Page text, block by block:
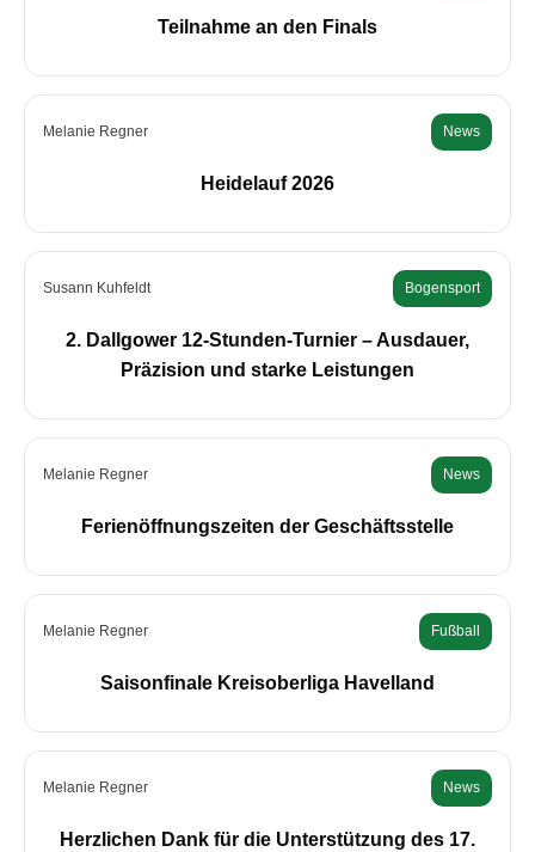
Teilnahme an den Finals
Melanie Regner News
Heidelauf 2026
Susann Kuhfeldt Bogensport
2. Dallgower 12-Stunden-Turnier – Ausdauer,
Präzision und starke Leistungen
Melanie Regner News
Ferienöffnungszeiten der Geschäftsstelle
Melanie Regner Fußball
Saisonfinale Kreisoberliga Havelland
Melanie Regner News
Herzlichen Dank für die Unterstützung des 17.